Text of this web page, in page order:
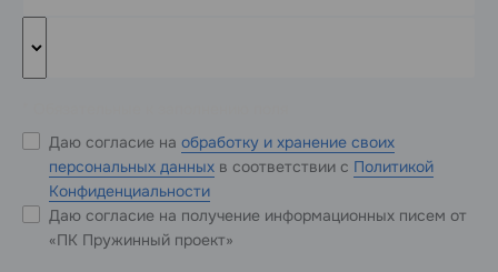
Даю согласие на обработку и хранение своих
персональных данных в соответствии с Политикой
Конфиденциальности
Даю согласие на получение информационных писем от
«ПК Пружинный проект»